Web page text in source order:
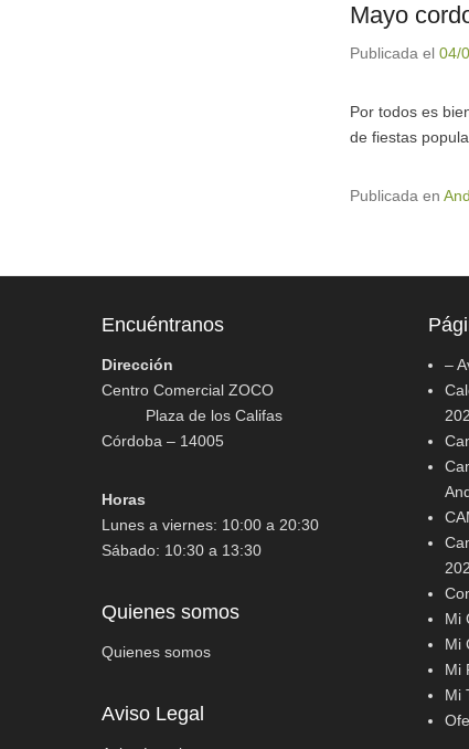
Mayo
Publicada el 04/
Por todos es
de fiestas
Publicada en
Encuéntranos
Dirección
Centro Comercial ZOCO
Plaza de los Califas
Córdoba – 14005
Horas
Lunes a viernes: 10:00 a 20:30
Sábado: 10:30 a 13:30
Quienes somos
Quienes somos
Aviso Legal
–
Mi
Mi
Mi
Mi